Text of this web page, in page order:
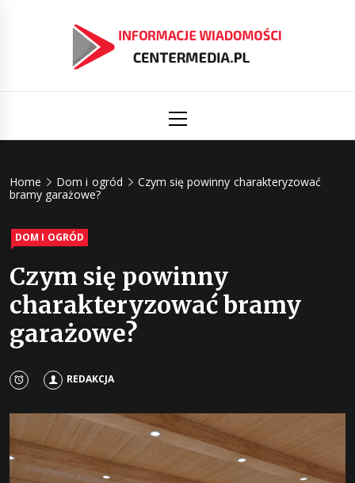
Menu
Home Dom i ogród
Czym się powinny charakteryzować
bramy garażowe?
DOM I OGRÓD
Czym się powinny
charakteryzować bramy
garażowe?
REDAKCJA